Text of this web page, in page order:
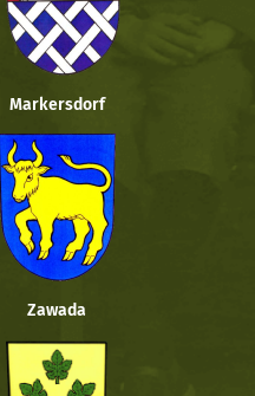
Markersdorf
Zawada